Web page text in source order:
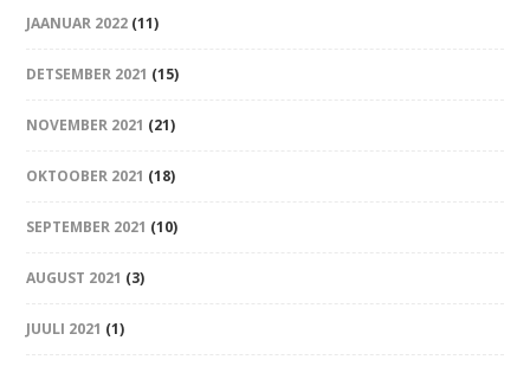
JAANUAR 2022 (11)
DETSEMBER 2021 (15)
NOVEMBER 2021 (21)
OKTOOBER 2021 (18)
SEPTEMBER 2021 (10)
AUGUST 2021 (3)
JUULI 2021 (1)